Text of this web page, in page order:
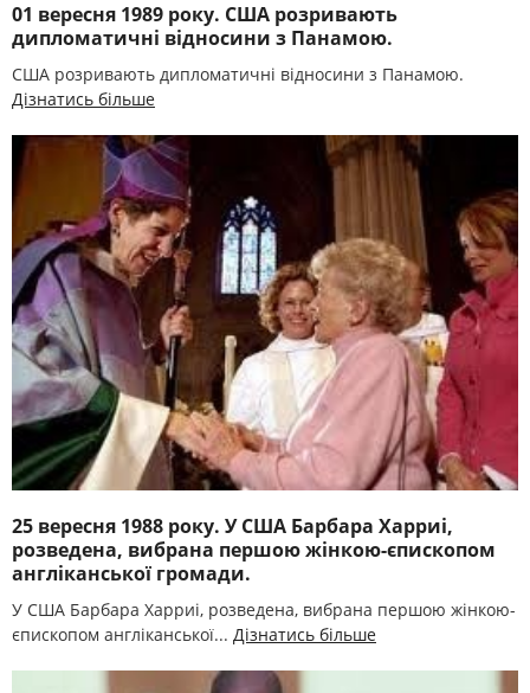
01 вересня 1989 року. США розривають
дипломатичні відносини з Панамою.
США розривають дипломатичні відносини з Панамою.
Дізнатись більше
25 вересня 1988 року. У США Барбара Харриі,
розведена, вибрана першою жінкою-єпископом
англіканської громади.
У США Барбара Харриі, розведена, вибрана першою жінкою-
єпископом англіканської... Дізнатись більше